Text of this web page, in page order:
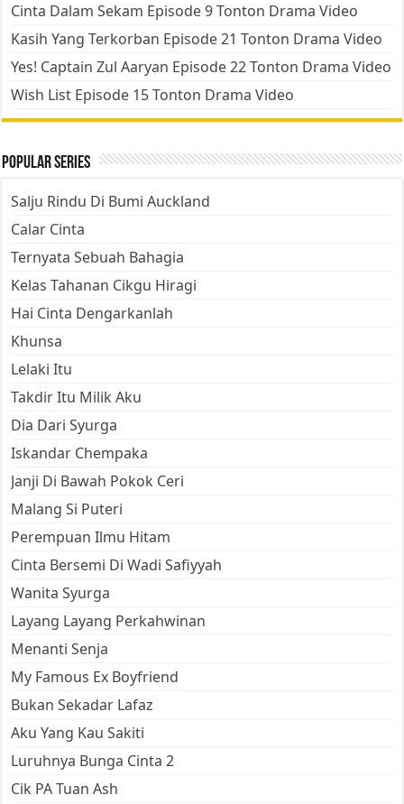
Cinta Dalam Sekam Episode 9 Tonton Drama Video
Kasih Yang Terkorban Episode 21 Tonton Drama Video
Yes! Captain Zul Aaryan Episode 22 Tonton Drama Video
Wish List Episode 15 Tonton Drama Video
Popular Series
Salju Rindu Di Bumi Auckland
Calar Cinta
Ternyata Sebuah Bahagia
Kelas Tahanan Cikgu Hiragi
Hai Cinta Dengarkanlah
Khunsa
Lelaki Itu
Takdir Itu Milik Aku
Dia Dari Syurga
Iskandar Chempaka
Janji Di Bawah Pokok Ceri
Malang Si Puteri
Perempuan Ilmu Hitam
Cinta Bersemi Di Wadi Safiyyah
Wanita Syurga
Layang Layang Perkahwinan
Menanti Senja
My Famous Ex Boyfriend
Bukan Sekadar Lafaz
Aku Yang Kau Sakiti
Luruhnya Bunga Cinta 2
Cik PA Tuan Ash